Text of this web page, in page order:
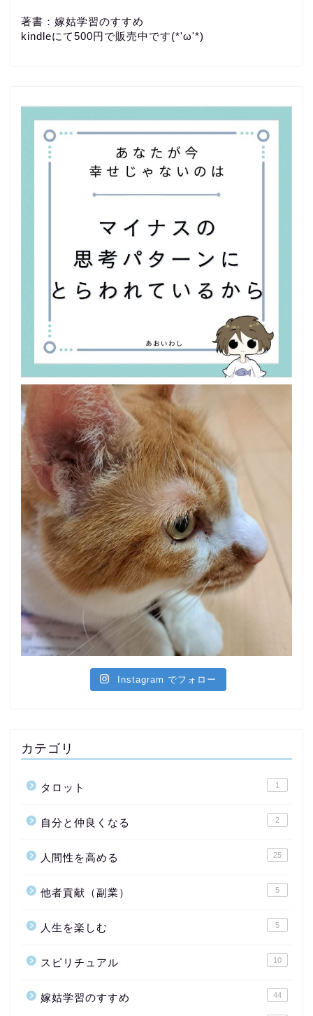
著書：嫁姑学習のすすめ
kindleにて500円で販売中です(*'ω'*)
Instagram でフォロー
カテゴリ
タロット 1
自分と仲良くなる 2
人間性を高める 25
他者貢献（副業） 5
人生を楽しむ 5
スピリチュアル 10
嫁姑学習のすすめ 44